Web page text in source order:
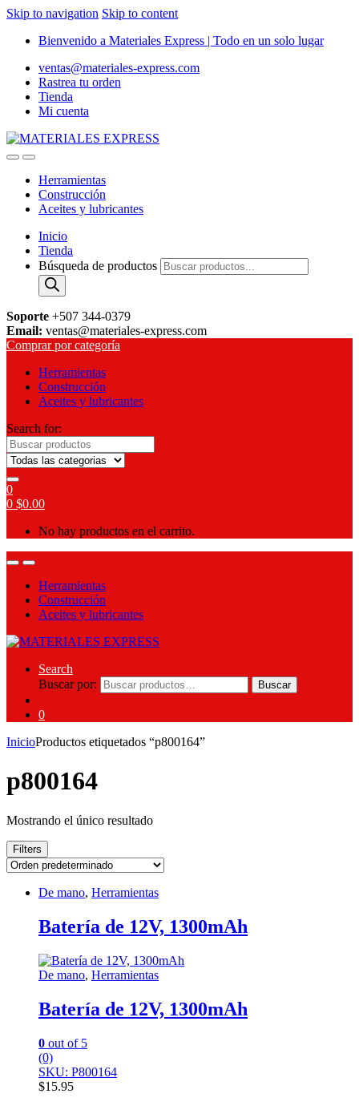
Skip to navigation Skip to content
Bienvenido a Materiales Express | Todo en un solo lugar
ventas@materiales-express.com
Rastrea tu orden
Tienda
Mi cuenta
Herramientas
Construcción
Aceites y lubricantes
Inicio
Tienda
Búsqueda de productos
Soporte +507 344-0379
Email: ventas@materiales-express.com
Comprar por categoría
Herramientas
Construcción
Aceites y lubricantes
Search for:
0
0 $0.00
No hay productos en el carrito.
Herramientas
Construcción
Aceites y lubricantes
Search
Buscar por:
Buscar
0
InicioProductos etiquetados “p800164”
p800164
Mostrando el único resultado
Filters
De mano, Herramientas
Batería de 12V, 1300mAh
De mano, Herramientas
Batería de 12V, 1300mAh
0 out of 5
(0)
SKU: P800164
$15.95